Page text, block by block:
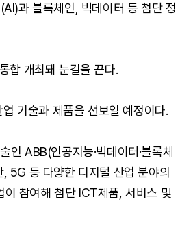
과 블록체인, 빅데이터 등 첨단 정
합 개최돼 눈길을 끈다.
기술과 제품을 선보일 예정이다.
ABB(인공지능·빅데이터·블록체
5G 등 다양한 디지털 산업 분야의
참여해 첨단 ICT제품, 서비스 및